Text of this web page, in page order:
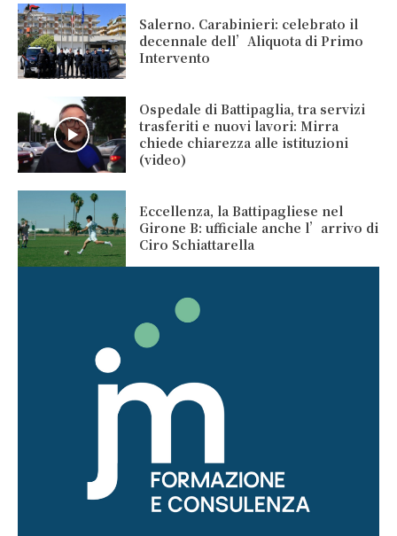
Salerno. Carabinieri: celebrato il
decennale dell’Aliquota di Primo
Intervento
Ospedale di Battipaglia, tra servizi
trasferiti e nuovi lavori: Mirra
chiede chiarezza alle istituzioni
(video)
Eccellenza, la Battipagliese nel
Girone B: ufficiale anche l’arrivo di
Ciro Schiattarella